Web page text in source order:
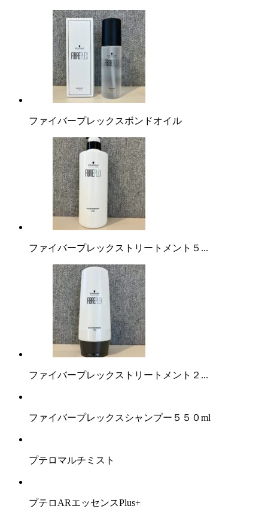
ファイバープレックスボンドオイル
ファイバープレックストリートメント５...
ファイバープレックストリートメント２...
ファイバープレックスシャンプー５５０ml
プテロマルチミスト
プテロARエッセンスPlus+